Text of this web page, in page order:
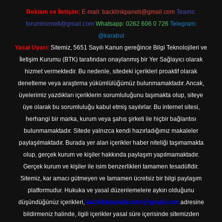
Reklam ve İletişim: E-mail: backlinkpaneli@gmail.com Teams:
forumhizmeti@gmail.com Whatsapp: 0262 606 0 726 Telegram:
@karabul
Yasal Uyarı: Sitemiz, 5651 Sayılı Kanun gereğince Bilgi Teknolojileri ve
İletişim Kurumu (BTK) tarafından onaylanmış bir Yer Sağlayıcı olarak
hizmet vermektedir. Bu nedenle, sitedeki içerikleri proaktif olarak
denetleme veya araştırma yükümlülüğümüz bulunmamaktadır. Ancak,
üyelerimiz yazdıkları içeriklerin sorumluluğunu taşımakta olup, siteye
üye olarak bu sorumluluğu kabul etmiş sayılırlar. Bu internet sitesi,
herhangi bir marka, kurum veya şahıs şirketi ile hiçbir bağlantısı
bulunmamaktadır. Sitede yalnızca kendi hazırladığımız makaleler
paylaşılmaktadır. Burada yer alan içerikler haber niteliği taşımamakta
olup, gerçek kurum ve kişiler hakkında paylaşım yapılmamaktadır.
Gerçek kurum ve kişiler ile isim benzerlikleri tamamen tesadüfidir.
Sitemiz, kar amacı gütmeyen ve tamamen ücretsiz bir bilgi paylaşım
platformudur. Hukuka ve yasal düzenlemelere aykırı olduğunu
düşündüğünüz içerikleri, backlinkpanelicomtr@gmail.com adresine
bildirmeniz halinde, ilgili içerikler yasal süre içerisinde sitemizden